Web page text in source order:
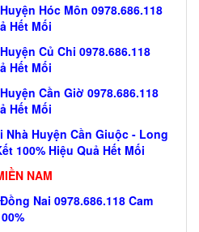
Hóc Môn 0978.686.118
Hết Mối
Củ Chi 0978.686.118
Hết Mối
Cần Giờ 0978.686.118
Hết Mối
Nhà Huyện Cần Giuộc - Long
100% Hiệu Quả Hết Mối
NAM
Nai 0978.686.118 Cam